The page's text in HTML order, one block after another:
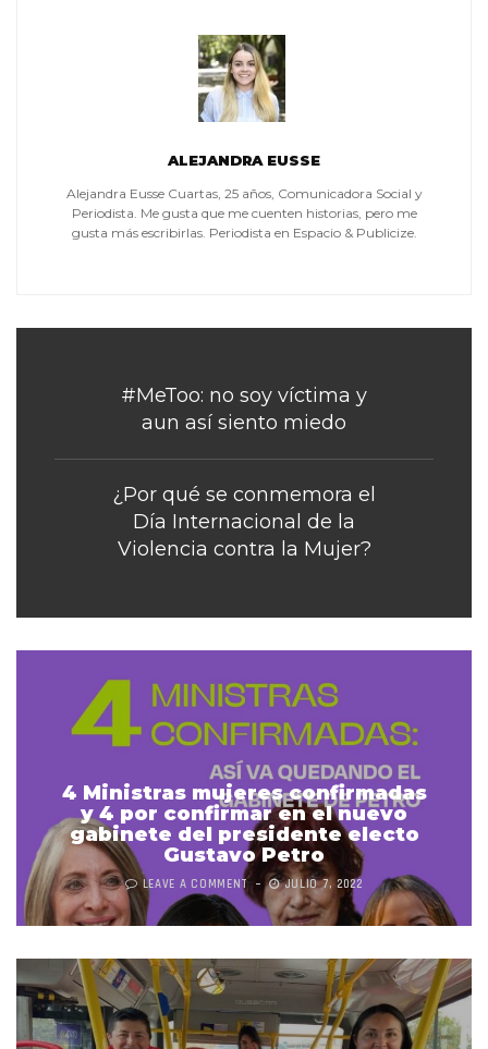
ALEJANDRA EUSSE
Alejandra Eusse Cuartas, 25 años, Comunicadora Social y
Periodista. Me gusta que me cuenten historias, pero me
gusta más escribirlas. Periodista en Espacio & Publicize.
#MeToo: no soy víctima y
aun así siento miedo
¿Por qué se conmemora el
Día Internacional de la
Violencia contra la Mujer?
4 Ministras mujeres confirmadas
y 4 por confirmar en el nuevo
gabinete del presidente electo
Gustavo Petro
LEAVE A COMMENT JULIO 7, 2022